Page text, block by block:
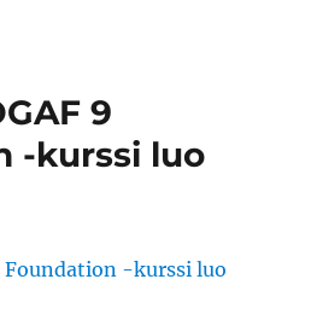
9
-kurssi luo